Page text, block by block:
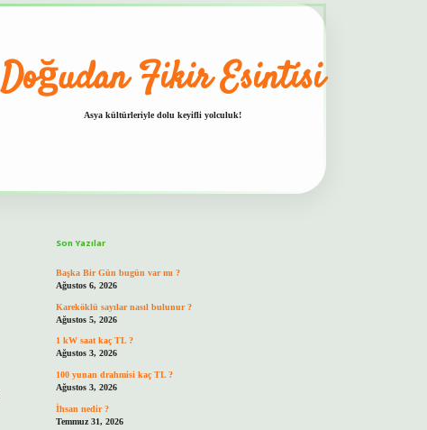
Doğudan Fikir Esintisi
Asya kültürleriyle dolu keyifli yolculuk!
Son Yazılar
Başka Bir Gün bugün var mı ?
Ağustos 6, 2026
Kareköklü sayılar nasıl bulunur ?
Ağustos 5, 2026
1 kW saat kaç TL ?
Ağustos 3, 2026
100 yunan drahmisi kaç TL ?
Ağustos 3, 2026
İhsan nedir ?
Temmuz 31, 2026